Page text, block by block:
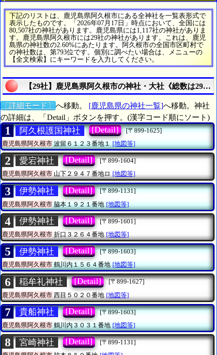
下記のリストは、鹿児島県阿久根市にある全神社を一覧表形式で
表示したものです。「2026年07月17日」時点において、全国には
80,507社の神社があります。鹿児島県には1,117社の神社がありま
す。鹿児島県阿久根市には29社の神社があります。これは、鹿児
島県の神社数の2.60%にあたります。阿久根市の全国市区町村で
の神社数は、第793位です。個別に調べたい場合は、メニューの
【全文検索】にキーワードを入力してください。
【29社】鹿児島県阿久根市の神社・大社《総数は29社
〔詳細モード〕 へ移動。 [鹿児島県の神社一覧]へ移動。神社
の詳細は、「Detail」ボタンを押す。(漢字コード順にソート)
1 阿久根護国神社 [Detail]
[〒899-1625]
鹿児島県阿久根市波留６１２３番地１ [地図等]
2 愛宕神社 [Detail]
[〒899-1604]
鹿児島県阿久根市山下２９４７番地ロ [地図等]
3 伊勢神社 [Detail]
[〒899-1131]
鹿児島県阿久根市脇本１９２１番地 [地図等]
4 伊勢神社 [Detail]
[〒899-1601]
鹿児島県阿久根市 折口３２６４番地 [地図等]
5 伊勢神社 [Detail]
[〒899-1603]
鹿児島県阿久根市鶴川内１５６４番地 [地図等]
6 稲牟礼神社 [Detail]
[〒899-1627]
鹿児島県阿久根市 西目５０２０番地 [地図等]
7 貴船神社 [Detail]
[〒899-1603]
鹿児島県阿久根市鶴川内３０３１番地 [地図等]
8 宮崎神社 [Detail]
[〒899-1131]